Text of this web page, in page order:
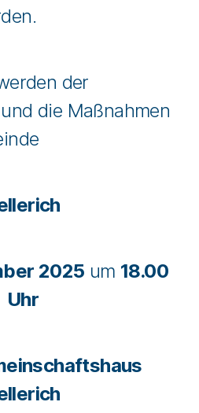
der
die Maßnahmen
2025 um 18.00
Uhr